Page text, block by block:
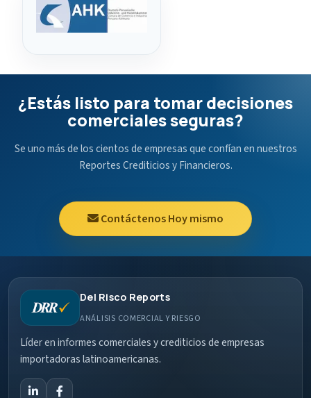
¿Estás listo para tomar decisiones
comerciales seguras?
Se uno más de los cientos de empresas que confían en nuestros
Reportes Crediticios y Financieros.
Contáctenos Hoy mismo
Del Risco Reports
ANÁLISIS COMERCIAL Y RIESGO
Líder en informes comerciales y crediticios de empresas
importadoras latinoamericanas.